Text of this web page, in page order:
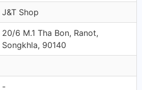
J&T Shop
20/6 M.1 Tha Bon, Ranot,
Songkhla, 90140
-